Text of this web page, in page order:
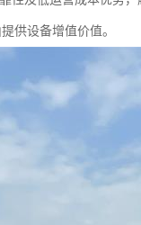
供设备增值价值。